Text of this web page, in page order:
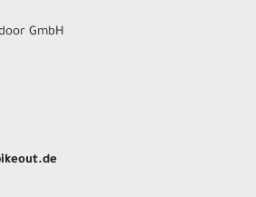
GmbH